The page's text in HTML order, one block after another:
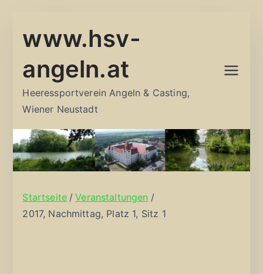
Inhalt
www.hsv-
angeln.at
Heeressportverein Angeln & Casting,
Wiener Neustadt
Startseite
Veranstaltungen
2017, Nachmittag, Platz 1, Sitz 1